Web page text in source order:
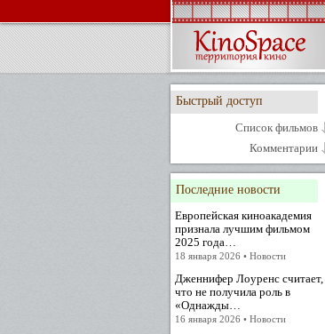
Быстрый доступ
Список фильмов
Комментарии
Последние новости
Европейская киноакадемия
признала лучшим фильмом
2025 года…
18 января 2026 • Новости
Дженнифер Лоуренс считает,
что не получила роль в
«Однажды…
16 января 2026 • Новости